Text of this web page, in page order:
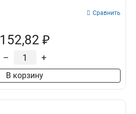
Сравнить
152,82 ₽
– +
В корзину